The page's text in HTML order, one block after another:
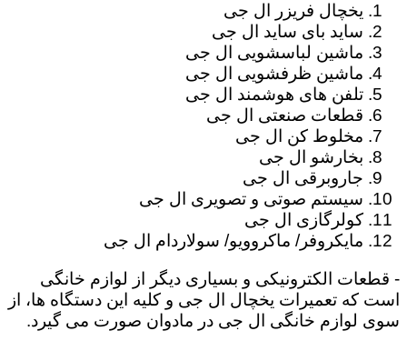
یخچال فریزر ال جی
ساید بای ساید ال جی
ماشین لباسشویی ال جی
ماشین ظرفشویی ال جی
تلفن های هوشمند ال جی
قطعات صنعتی ال جی
مخلوط کن ال جی
بخارشو ال جی
جاروبرقی ال جی
سیستم صوتی و تصویری ال جی
کولرگازی ال جی
مایکروفر/ ماکروویو/ سولاردام ال جی
- قطعات الکترونیکی و بسیاری دیگر از لوازم خانگی
است که تعمیرات یخچال ال جی و کلیه این دستگاه ها، از
سوی لوازم خانگی ال جی در مادوان صورت می گیرد.